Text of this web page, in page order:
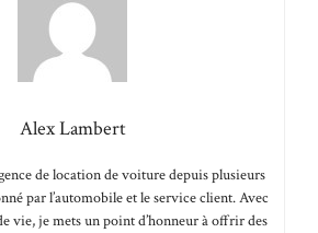
Alex Lambert
de location de voiture depuis plusieurs
par l’automobile et le service client. Avec
vie, je mets un point d’honneur à offrir des